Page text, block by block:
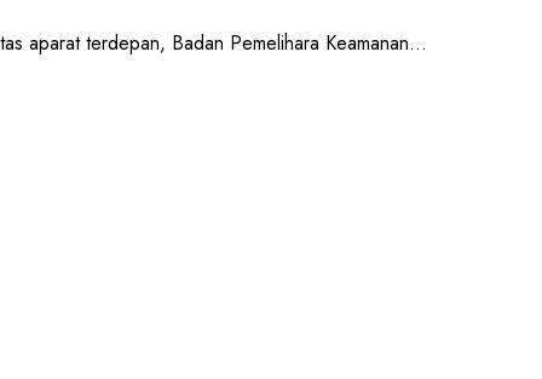
aparat terdepan, Badan Pemelihara Keamanan...